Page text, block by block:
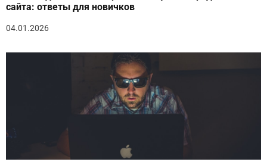
сайта: ответы для новичков
04.01.2026